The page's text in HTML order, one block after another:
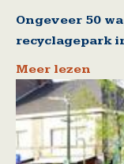
Ongeveer 50
recyclagepark
Meer lezen